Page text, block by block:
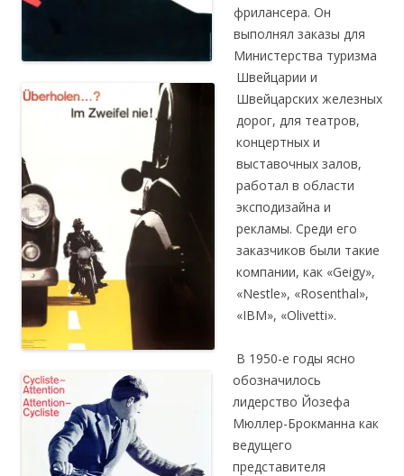
фрилансера. Он
выполнял заказы для
Министерства туризма
Швейцарии и
Швейцарских железных
дорог, для театров,
концертных и
выставочных залов,
работал в области
эксподизайна и
рекламы. Среди его
заказчиков были такие
компании, как «Geigy»,
«Nestlе», «Rosenthal»,
«IBM», «Olivetti».
В 1950-е годы ясно
обозначилось
лидерство Йозефа
Мюллер-Брокманна как
ведущего
представителя